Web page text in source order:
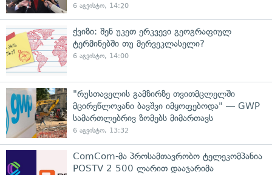
6 აგვისტო, 14:20
ქვიზი: შენ უკეთ ერკვევი გეოგრაფიულ
ტერმინებში თუ მერვეკლასელი?
6 აგვისტო, 14:00
"რუსთაველის გამზირზე თვითმცლელში
მცირეწლოვანი ბავშვი იმყოფებოდა" — GWP
სამართლებრივ ზომებს მიმართავს
6 აგვისტო, 13:32
ComCom-მა პროსამთავრობო ტელეკომპანია
POSTV 2 500 ლარით დააჯარიმა